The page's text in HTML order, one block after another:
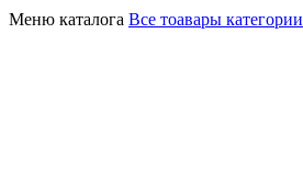
Меню каталога Все тоавары категории